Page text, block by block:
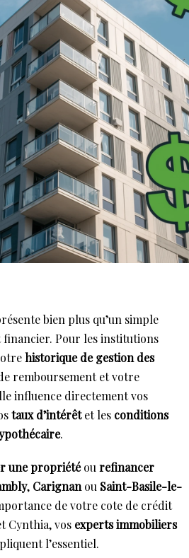
bien plus qu’un simple
Pour les institutions
historique de gestion des
remboursement et votre
influence directement vos
taux d’intérêtet les conditions
.
une propriétéou refinancer
, Carignan ou Saint-Basile-le-
de votre cote de crédit
Cynthia, vos experts immobiliers
l’essentiel.